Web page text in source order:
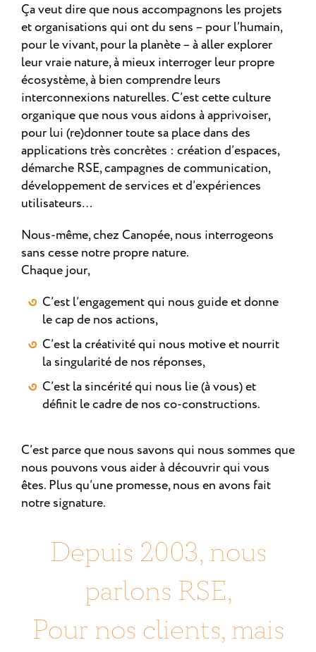
Ça veut dire que nous accompagnons les projets
et organisations qui ont du sens – pour l’humain,
pour le vivant, pour la planète – à aller explorer
leur vraie nature, à mieux interroger leur propre
écosystème, à bien comprendre leurs
interconnexions naturelles. C’est cette culture
organique que nous vous aidons à apprivoiser,
pour lui (re)donner toute sa place dans des
applications très concrètes : création d’espaces,
démarche RSE, campagnes de communication,
développement de services et d’expériences
utilisateurs…
Nous-même, chez Canopée, nous interrogeons
sans cesse notre propre nature.
Chaque jour,
C’est l’engagement qui nous guide et donne
le cap de nos actions,
C’est la créativité qui nous motive et nourrit
la singularité de nos réponses,
C’est la sincérité qui nous lie (à vous) et
définit le cadre de nos co-constructions.
C’est parce que nous savons qui nous sommes que
nous pouvons vous aider à découvrir qui vous
êtes. Plus qu’une promesse, nous en avons fait
notre signature.
Depuis 2003, nous
parlons RSE,
Pour nos clients, mais